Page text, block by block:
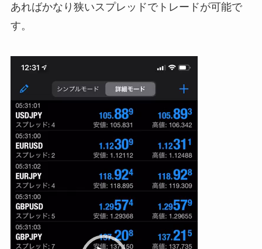
あればかなり狭いスプレッドでトレードが可能で
す。
動
プ
レ
ー
ヤ
ー